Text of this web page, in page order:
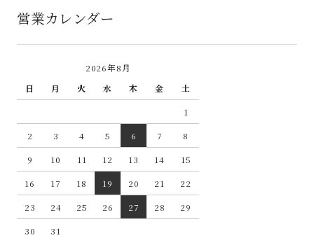
営業カレンダー
2026年8月
日
月 火 水 木 金
土
1
2
3 4 5 6 7
8
9
10 11 12 13 14
15
16
17 18 19 20 21
22
23
24 25 26 27 28
29
30
31